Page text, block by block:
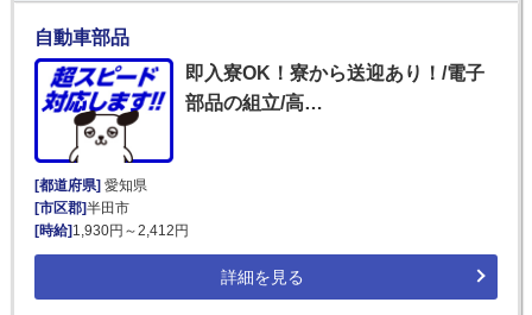
自動車部品
即入寮OK！寮から送迎あり！/電子
部品の組立/高…
[都道府県]愛知県
[市区郡]半田市
[時給]1,930円～2,412円
詳細を見る